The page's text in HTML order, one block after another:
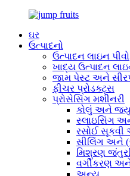
ઘર
ઉત્પાદનો
ઉત્પાદન લાઇન પીવો
ખાદ્ય ઉત્પાદન
જામ પેસ્ટ અને
ફીચર પ્રોડક્ટ્સ
પ્રોસેસિંગ મશીનરી
કોલું અને
સ્લાઇસિંગ
રસોઈ સૂકવી
સીલિંગ અને
મિશ્રણ
વર્ગીકરણ
અન્ય